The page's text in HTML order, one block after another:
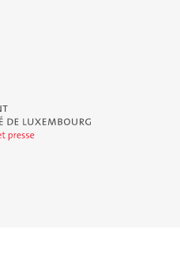
de Luxembourg - Service